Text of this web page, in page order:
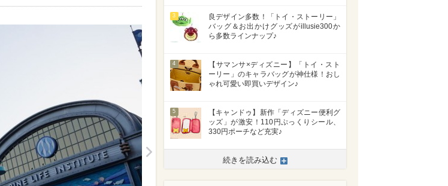
>
3
良デザイン多数！「トイ・ストーリー」
バッグ＆お出かけグッズがillusie300か
ら多数ラインナップ♪
4
【サマンサ×ディズニー】「トイ・スト
ーリー」のキャラバッグが神仕様！おし
ゃれ可愛い即買いデザイン♪
5
【キャンドゥ】新作「ディズニー便利グ
ッズ」が激安！110円ぷっくりシール、
330円ポーチなど充実♪
続きを読み込む